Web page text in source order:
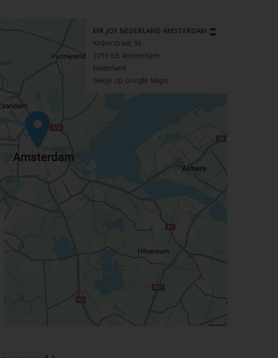
MR.JOY NEDERLAND AMSTERDAM
Kinkerstraat 90
1053 EB Amsterdam
Nederland
Bekijk op Google Maps